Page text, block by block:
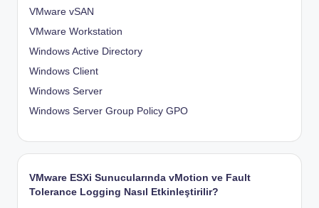
VMware vSAN
VMware Workstation
Windows Active Directory
Windows Client
Windows Server
Windows Server Group Policy GPO
VMware ESXi Sunucularında vMotion ve Fault
Tolerance Logging Nasıl Etkinleştirilir?